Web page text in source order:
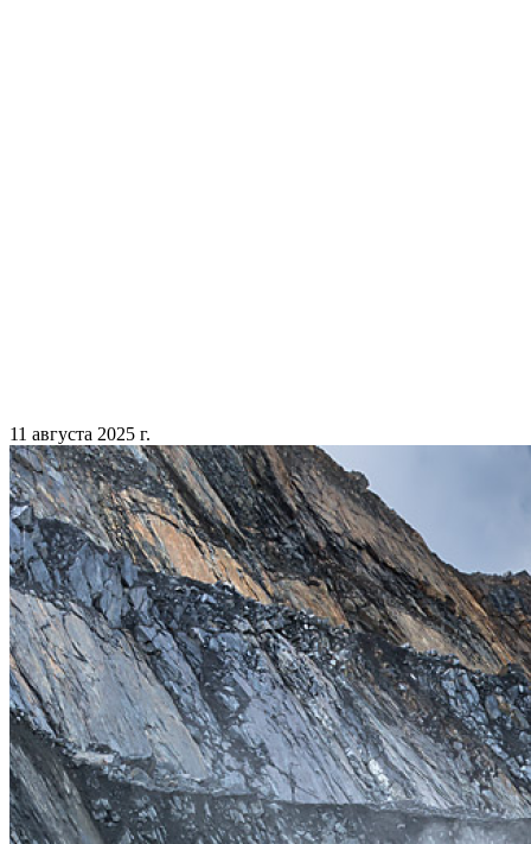
11 августа 2025 г.